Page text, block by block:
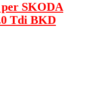
SKODA
Tdi BKD